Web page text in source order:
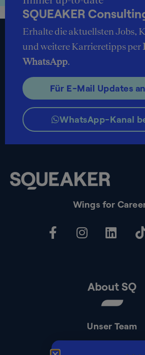
Wings for
About SQ
Unser Team
SQUEAKER
Erhalte die aktuellsten Jobs,
und weitere Karrieretipps per
WhatsApp.
Für E-Mail Updates
WhatsApp-Kanal